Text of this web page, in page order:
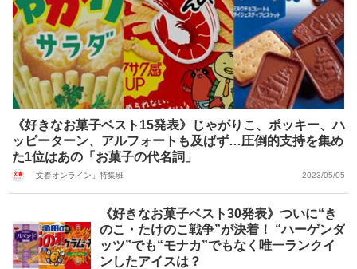
《好きなお菓子ベスト15発表》じゃがりこ、ポッキー、ハ
ッピーターン、アルフォートも及ばず…圧倒的支持を集め
た1位はあの「お菓子の代名詞」
「文春オンライン」特集班 2023/05/05
《好きなお菓子ベスト30発表》ついに“き
のこ・たけのこ戦争”が決着！ “ハーゲンダ
ッツ”でも“モナカ”でもなく唯一ランクイ
ンしたアイスは？